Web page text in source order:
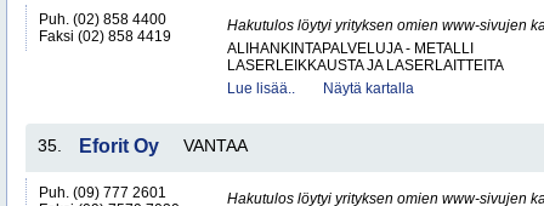
Puh. (02) 858 4400
Faksi (02) 858 4419
Hakutulos löytyi yrityksen omien www-sivujen
ALIHANKINTAPALVELUJA - METALLI
LASERLEIKKAUSTA JA LASERLAITTEITA
Lue lisää..
Näytä kartalla
35. Eforit Oy VANTAA
Puh. (09) 777 2601
Hakutulos löytyi yrityksen omien www-sivujen